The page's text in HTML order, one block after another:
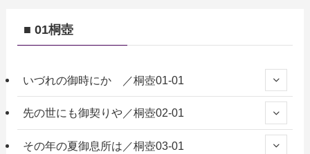
■ 01桐壺
いづれの御時にか ／桐壺01-01
先の世にも御契りや／桐壺02-01
その年の夏御息所は／桐壺03-01